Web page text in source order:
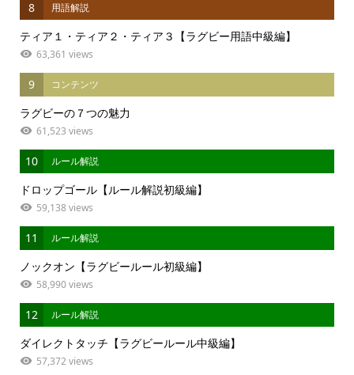
8 用語解説
ティア１・ティア２・ティア３【ラグビー用語中級編】
63,361 views
9 コンテンツ
ラグビーの７つの魅力
61,523 views
10 ルール解説
ドロップゴール【ルール解説初級編】
59,138 views
11 ルール解説
ノックオン【ラグビールール初級編】
58,990 views
12 ルール解説
ダイレクトタッチ【ラグビールール中級編】
57,372 views